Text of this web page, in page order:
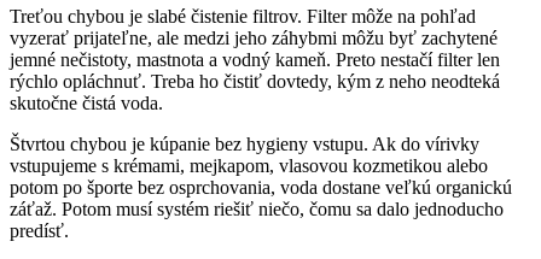
Treťou chybou je slabé čistenie filtrov. Filter môže na pohľad
vyzerať prijateľne, ale medzi jeho záhybmi môžu byť zachytené
jemné nečistoty, mastnota a vodný kameň. Preto nestačí filter len
rýchlo opláchnuť. Treba ho čistiť dovtedy, kým z neho neodteká
skutočne čistá voda.
Štvrtou chybou je kúpanie bez hygieny vstupu. Ak do vírivky
vstupujeme s krémami, mejkapom, vlasovou kozmetikou alebo
potom po športe bez osprchovania, voda dostane veľkú organickú
záťaž. Potom musí systém riešiť niečo, čomu sa dalo jednoducho
predísť.